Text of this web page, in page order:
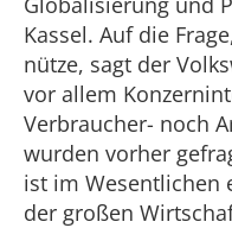
Kassel. Auf die
nütze, sagt der
vor allem
Verbraucher- noch
wurden vorher
ist im Wesentlichen
der großen